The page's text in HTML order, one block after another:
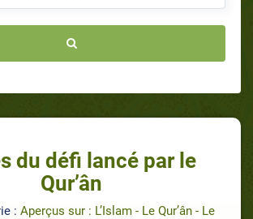
du défi lancé par le
Qur’ân
: Aperçus sur : L’Islam - Le Qur’ân - Le